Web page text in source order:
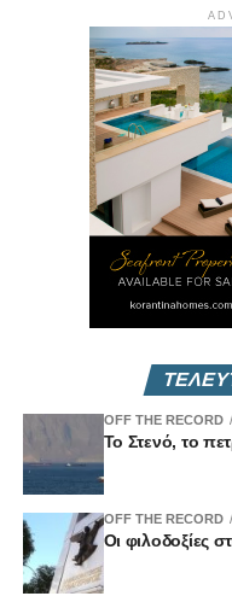
Παρουσιάζει ο
Δευτέρα 22/12 στις
Vouli Report—
OFF THE RECORD
Το Στενό, το
OFF THE RECORD
Οι φιλοδοξίες